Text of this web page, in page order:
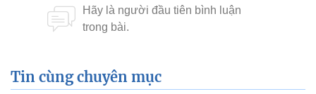
Tin cùng chuyên mục